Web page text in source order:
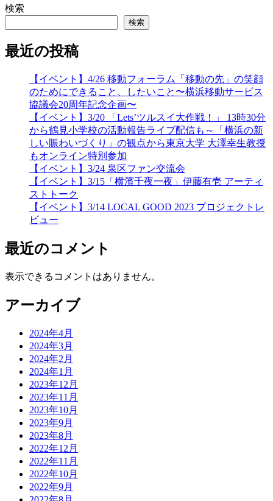
検索
検索
最近の投稿
【イベント】4/26 移動フォーラム「移動の先」の笑顔
のためにできること、したいこと〜横浜移動サービス
協議会20周年記念企画〜
【イベント】3/20 「Lets’ツルスイ大作戦！」 13時30分
から鶴見小学校の活動報告ライブ配信も～「横浜の新
しい賑わいづくり」の観点から東京大学 大澤幸生教授
もオンライン特別参加
【イベント】3/24 泉区ファン交流会
【イベント】3/15「横濱千夜一夜」伊藤有壱 アーティ
ストトーク
【イベント】3/14 LOCAL GOOD 2023 プロジェクトレ
ビュー
最近のコメント
表示できるコメントはありません。
アーカイブ
2024年4月
2024年3月
2024年2月
2024年1月
2023年12月
2023年11月
2023年10月
2023年9月
2023年8月
2022年12月
2022年11月
2022年10月
2022年9月